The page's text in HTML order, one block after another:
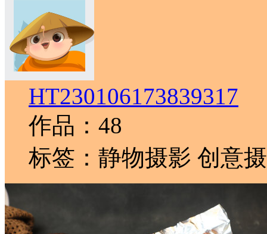
HT230106173839317
作品：48
标签：静物摄影 创意